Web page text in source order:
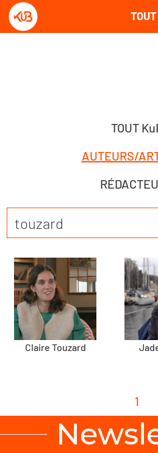
TOUT
AUTEURS/
Claire Touzard
1